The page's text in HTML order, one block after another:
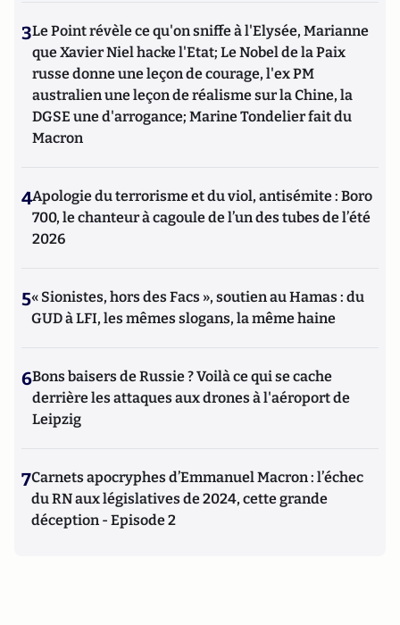
3Le Point révèle ce qu'on sniffe à l'Elysée, Marianne
que Xavier Niel hacke l'Etat; Le Nobel de la Paix
russe donne une leçon de courage, l'ex PM
australien une leçon de réalisme sur la Chine, la
DGSE une d'arrogance; Marine Tondelier fait du
Macron
4Apologie du terrorisme et du viol, antisémite : Boro
700, le chanteur à cagoule de l’un des tubes de l’été
2026
5« Sionistes, hors des Facs », soutien au Hamas : du
GUD à LFI, les mêmes slogans, la même haine
6Bons baisers de Russie ? Voilà ce qui se cache
derrière les attaques aux drones à l'aéroport de
Leipzig
7Carnets apocryphes d’Emmanuel Macron : l’échec
du RN aux législatives de 2024, cette grande
déception - Episode 2